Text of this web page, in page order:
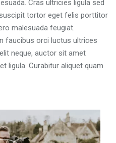
Cras ultricies ligula sed
tortor eget felis porttitor
malesuada feugiat.
faucibus orci luctus ultrices
neque, auctor sit amet
ligula. Curabitur aliquet quam